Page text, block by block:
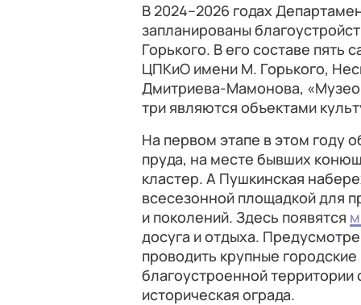
В 2024–2026 годах
запланированы
Горького. В его составе пять
ЦПКиО имени М. Горького,
Дмитриева-Мамонова,
три являются объектами
На первом этапе в этом году
пруда, на месте бывших
кластер. А Пушкинская
всесезонной площадкой для
и поколений. Здесь появятся
досуга и отдыха.
проводить крупные
благоустроенной территории
историческая ограда.